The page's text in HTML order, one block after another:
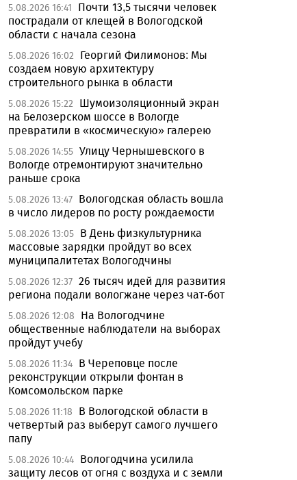
5.08.2026 16:41
Почти 13,5 тысячи человек
пострадали от клещей в Вологодской
области с начала сезона
5.08.2026 16:02
Георгий Филимонов: Мы
создаем новую архитектуру
строительного рынка в области
5.08.2026 15:22
Шумоизоляционный экран
на Белозерском шоссе в Вологде
превратили в «космическую» галерею
5.08.2026 14:55 Улицу Чернышевского в
Вологде отремонтируют значительно
раньше срока
5.08.2026 13:47 Вологодская область вошла
в число лидеров по росту рождаемости
5.08.2026 13:05 В День физкультурника
массовые зарядки пройдут во всех
муниципалитетах Вологодчины
5.08.2026 12:37 26 тысяч идей для развития
региона подали вологжане через чат-бот
5.08.2026 12:08
На Вологодчине
общественные наблюдатели на выборах
пройдут учебу
5.08.2026 11:34 В Череповце после
реконструкции открыли фонтан в
Комсомольском парке
5.08.2026 11:18
В Вологодской области в
четвертый раз выберут самого лучшего
папу
5.08.2026 10:44 Вологодчина усилила
защиту лесов от огня с воздуха и с земли